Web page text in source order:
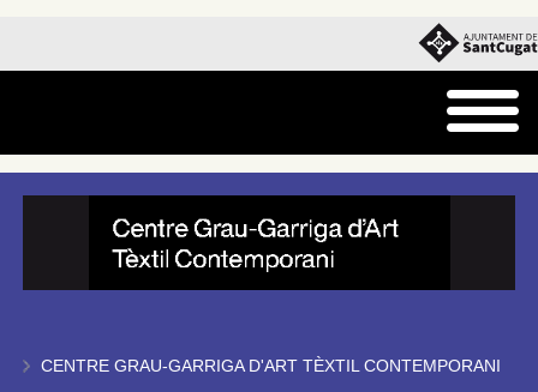
CENTRE GRAU-GARRIGA D'ART TÈXTIL CONTEMPORANI